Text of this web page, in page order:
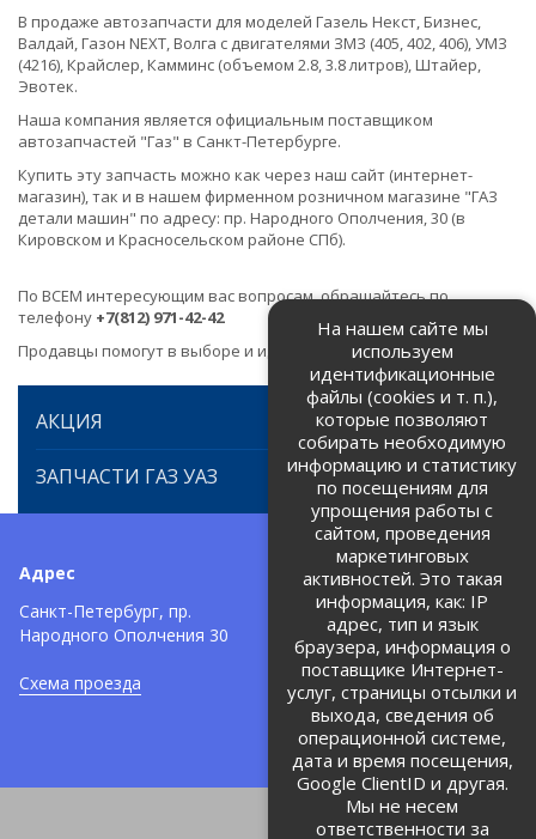
В продаже автозапчасти для моделей Газель Некст, Бизнес,
Валдай, Газон NEXT, Волга с двигателями ЗМЗ (405, 402, 406), УМЗ
(4216), Крайслер, Камминс (объемом 2.8, 3.8 литров), Штайер,
Эвотек.
Наша компания является официальным поставщиком
автозапчастей "Газ" в Санкт-Петербурге.
Купить эту запчасть можно как через наш сайт (интернет-
магазин), так и в нашем фирменном розничном магазине "ГАЗ
детали машин" по адресу: пр. Народного Ополчения, 30 (в
Кировском и Красносельском районе СПб).
По ВСЕМ интересующим вас вопросам, обращайтесь по
телефону +7(812) 971-42-42
Продавцы помогут в выборе и идентификации товара.
АКЦИЯ
ЗАПЧАСТИ ГАЗ УАЗ
Адрес
Санкт-Петербург, пр.
Народного Ополчения 30
Схема проезда
Телефоны:
+7 (812) 971-42-42
Политика об обработке и
защите персональных данных
Соглашение на обработку
персональных данных
На нашем сайте мы
используем
идентификационные
файлы (cookies и т. п.),
которые позволяют
собирать необходимую
информацию и статистику
по посещениям для
упрощения работы с
сайтом, проведения
маркетинговых
активностей. Это такая
информация, как: IP
адрес, тип и язык
браузера, информация о
поставщике Интернет-
услуг, страницы отсылки и
выхода, сведения об
операционной системе,
дата и время посещения,
Google ClientID и другая.
Мы не несем
ответственности за